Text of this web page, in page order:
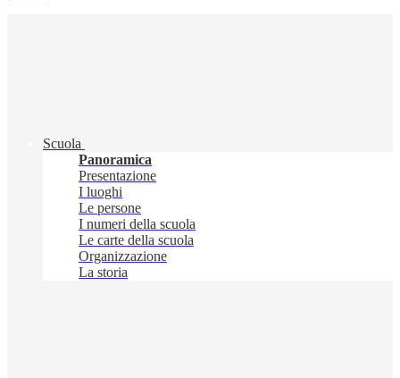
Scuola
Panoramica
Presentazione
I luoghi
Le persone
I numeri della scuola
Le carte della scuola
Organizzazione
La storia